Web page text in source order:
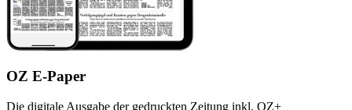
OZ E-Paper
Die digitale Ausgabe der gedruckten Zeitung inkl. OZ+